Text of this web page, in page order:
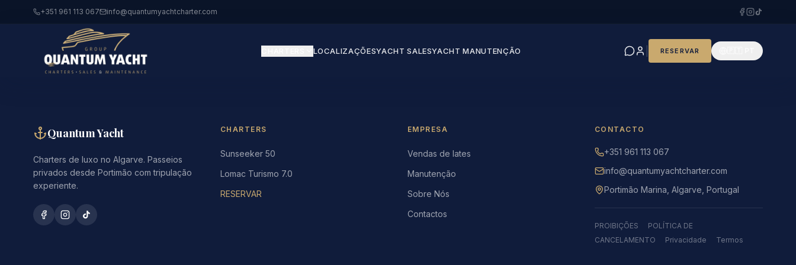
+351 961 113 067 info@quantumyachtcharter.com
LOCALIZAÇÕESYACHT SALESYACHT MANUTENÇÃO RESERVAR
Quantum Yacht
Charters de luxo no Algarve. Passeios
privados desde Portimão com tripulação
experiente.
CHARTERS
Sunseeker 50
Lomac Turismo 7.0
RESERVAR
EMPRESA
Vendas de Iates
Manutenção
Sobre Nós
Contactos
CONTACTO
+351 961 113 067
info@quantumyachtcharter.com
Portimão Marina, Algarve, Portugal
PROIBIÇÕES
POLÍTICA DE
CANCELAMENTO
Privacidade Termos